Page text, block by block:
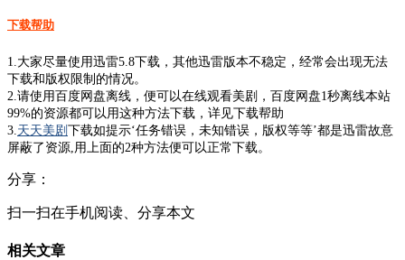
下载帮助
1.大家尽量使用迅雷5.8下载，其他迅雷版本不稳定，经常会出现无法
下载和版权限制的情况。
2.请使用百度网盘离线，便可以在线观看美剧，百度网盘1秒离线本站
99%的资源都可以用这种方法下载，详见下载帮助
3.天天美剧 下载如提示‘任务错误，未知错误，版权等等’都是迅雷故意
屏蔽了资源,用上面的2种方法便可以正常下载。
分享：
扫一扫在手机阅读、分享本文
相关文章